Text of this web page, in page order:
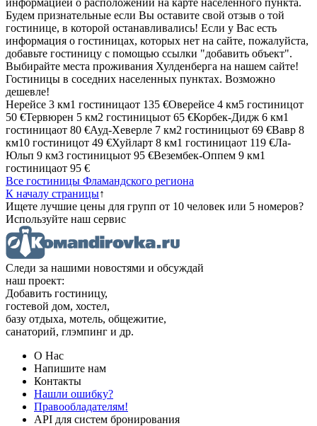
Будем признательные если Вы оставите свой отзыв о той
гостинице, в которой останавливались! Если у Вас есть
информация о гостиницах, которых нет на сайте, пожалуйста,
добавьте гостиницу с помощью ссылки "добавить объект".
Выбирайте места проживания Хулденберга на нашем сайте!
Гостиницы в соседних населенных пунктах. Возможно
дешевле!
Нерейсе 3 км1 гостиницаот 135 €Оверейсе 4 км5 гостиницот
50 €Тервюрен 5 км2 гостиницыот 65 €Корбек-Дидж 6 км1
гостиницаот 80 €Ауд-Хеверле 7 км2 гостиницыот 69 €Вавр 8
км10 гостиницот 49 €Хуйларт 8 км1 гостиницаот 119 €Ла-
Юльп 9 км3 гостиницыот 95 €Везембек-Оппем 9 км1
гостиницаот 95 €
Все гостиницы Фламандского региона
К началу страницы↑
Ищете лучшие цены для групп от 10 человек или 5 номеров?
Используйте наш сервис
Следи за нашими новостями и обсуждай
наш проект:
Добавить гостиницу,
гостевой дом, хостел,
базу отдыха, мотель, общежитие,
санаторий, глэмпинг и др.
О Нас
Напишите нам
Контакты
Нашли ошибку?
Правообладателям!
API для систем бронирования